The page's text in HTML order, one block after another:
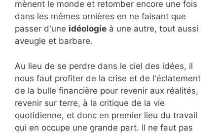
mènent le monde et retomber encore une fois
dans les mêmes ornières en ne faisant que
passer d'une idéologie à une autre, tout aussi
aveugle et barbare.
Au lieu de se perdre dans le ciel des idées, il
nous faut profiter de la crise et de l'éclatement
de la bulle financière pour revenir aux réalités,
revenir sur terre, à la critique de la vie
quotidienne, et donc en premier lieu du travail
qui en occupe une grande part. Il ne faut pas